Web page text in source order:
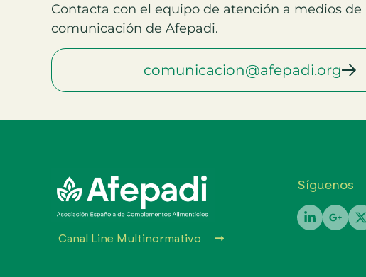
Contacta con el equipo de atención a medios de
comunicación de Afepadi.
comunicacion@afepadi.org
Canal Line Multinormativo
Síguenos